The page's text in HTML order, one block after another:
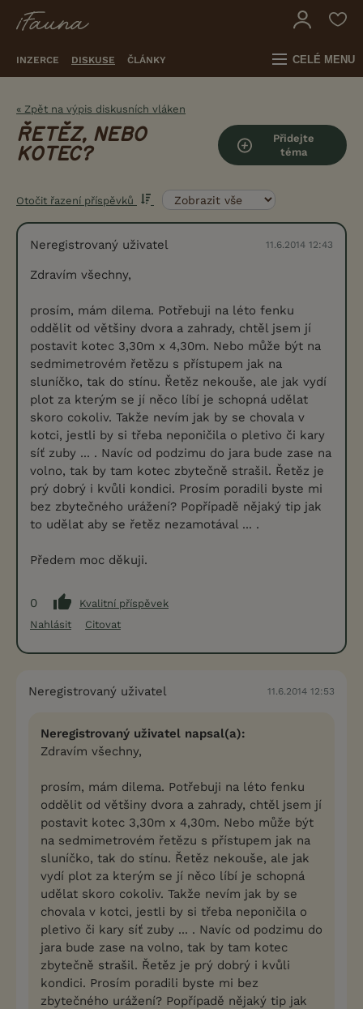
INZERCE DISKUSE ČLÁNKY CELÉ MENU
« Zpět na výpis diskusních vláken
ŘETĚZ, NEBO
KOTEC?
Přidejte
téma
Otočit řazení příspěvků
Neregistrovaný uživatel 11.6.2014 12:43
Zdravím všechny,
prosím, mám dilema. Potřebuji na léto fenku
oddělit od většiny dvora a zahrady, chtěl jsem jí
postavit kotec 3,30m x 4,30m. Nebo může být na
sedmimetrovém řetězu s přístupem jak na
sluníčko, tak do stínu. Řetěz nekouše, ale jak vydí
plot za kterým se jí něco líbí je schopná udělat
skoro cokoliv. Takže nevím jak by se chovala v
kotci, jestli by si třeba neponičila o pletivo či kary
síť zuby ... . Navíc od podzimu do jara bude zase na
volno, tak by tam kotec zbytečně strašil. Řetěz je
prý dobrý i kvůli kondici. Prosím poradili byste mi
bez zbytečného urážení? Popřípadě nějaký tip jak
to udělat aby se řetěz nezamotával ... .
Předem moc děkuji.
0
Kvalitní příspěvek
Nahlásit
Citovat
Neregistrovaný uživatel 11.6.2014 12:53
Neregistrovaný uživatel napsal(a):
Zdravím všechny,
prosím, mám dilema. Potřebuji na léto fenku
oddělit od většiny dvora a zahrady, chtěl jsem jí
postavit kotec 3,30m x 4,30m. Nebo může být
na sedmimetrovém řetězu s přístupem jak na
sluníčko, tak do stínu. Řetěz nekouše, ale jak
vydí plot za kterým se jí něco líbí je schopná
udělat skoro cokoliv. Takže nevím jak by se
chovala v kotci, jestli by si třeba neponičila o
pletivo či kary síť zuby ... . Navíc od podzimu do
jara bude zase na volno, tak by tam kotec
zbytečně strašil. Řetěz je prý dobrý i kvůli
kondici. Prosím poradili byste mi bez
zbytečného urážení? Popřípadě nějaký tip jak